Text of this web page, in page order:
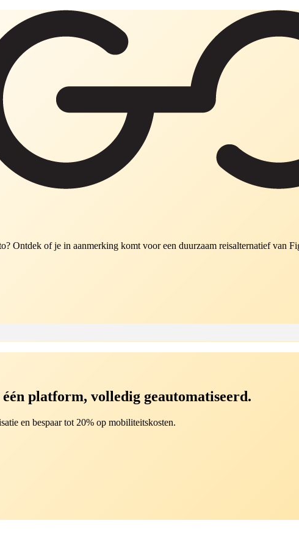
Ontdek of je in aanmerking komt voor een duurzaam reisalternatief van
platform, volledig geautomatiseerd.
en bespaar tot 20% op mobiliteitskosten.